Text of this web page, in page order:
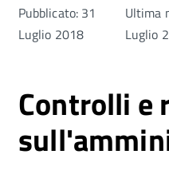
Pubblicato: 31
Luglio 2018
Ultima
Luglio
Controlli e